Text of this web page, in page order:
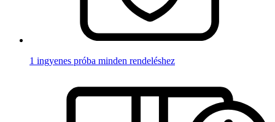
1 ingyenes próba minden rendeléshez